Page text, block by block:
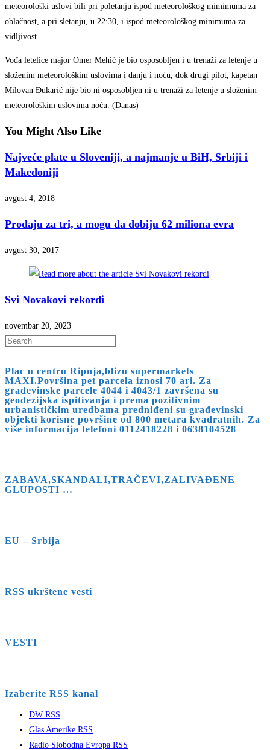
meteorološki uslovi bili pri poletanju ispod meteorološkog mimimuma za
oblačnost, a pri sletanju, u 22:30, i ispod meteorološkog minimuma za
vidljivost.
Vođa letelice major Omer Mehić je bio osposobljen i u trenaži za letenje u
složenim meteorološkim uslovima i danju i noću, dok drugi pilot, kapetan
Milovan Đukarić nije bio ni osposobljen ni u trenaži za letenje u složenim
meteorološkim uslovima noću. (Danas)
You Might Also Like
Najveće plate u Sloveniji, a najmanje u BiH, Srbiji i
Makedoniji
avgust 4, 2018
Prodaju za tri, a mogu da dobiju 62 miliona evra
avgust 30, 2017
Svi Novakovi rekordi
novembar 20, 2023
to
close
the
search
panel.
Plac u centru Ripnja,blizu supermarkets
MAXI.Površina pet parcela iznosi 70 ari. Za
građevinske parcele 4044 i 4043/1 završena su
geodezijska ispitivanja i prema pozitivnim
urbanističkim uredbama predniđeni su građevinski
objekti korisne površine od 800 metara kvadratnih. Za
više informacija telefoni 0112418228 i 0638104528
ZABAVA,SKANDALI,TRAČEVI,ZALIVAĐENE
GLUPOSTI …
EU – Srbija
RSS ukrštene vesti
VESTI
Izaberite RSS kanal
DW RSS
Glas Amerike RSS
Radio Slobodna Evropa RSS